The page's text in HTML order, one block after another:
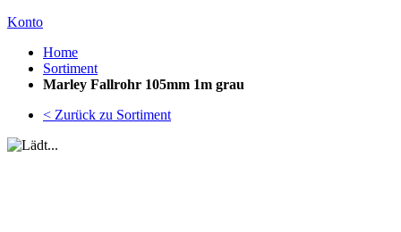
Konto
Home
Sortiment
Marley Fallrohr 105mm 1m grau
< Zurück zu Sortiment